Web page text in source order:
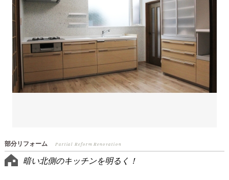
部分リフォーム Partial Reform Renovation
暗い北側のキッチンを明るく！